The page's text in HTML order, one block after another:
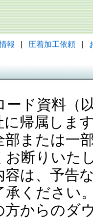
報 圧着加工依頼
ード資料（
に帰属しま
部または一
お断りいた
容は、予告
承ください
方からのダ